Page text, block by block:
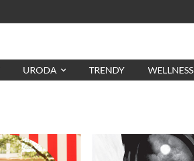
URODA TRENDY WELLNESS